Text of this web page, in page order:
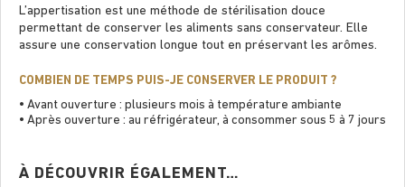
L’appertisation est une méthode de stérilisation douce
permettant de conserver les aliments sans conservateur. Elle
assure une conservation longue tout en préservant les arômes.
COMBIEN DE TEMPS PUIS-JE CONSERVER LE PRODUIT ?
• Avant ouverture : plusieurs mois à température ambiante
• Après ouverture : au réfrigérateur, à consommer sous 5 à 7 jours
À DÉCOUVRIR ÉGALEMENT…